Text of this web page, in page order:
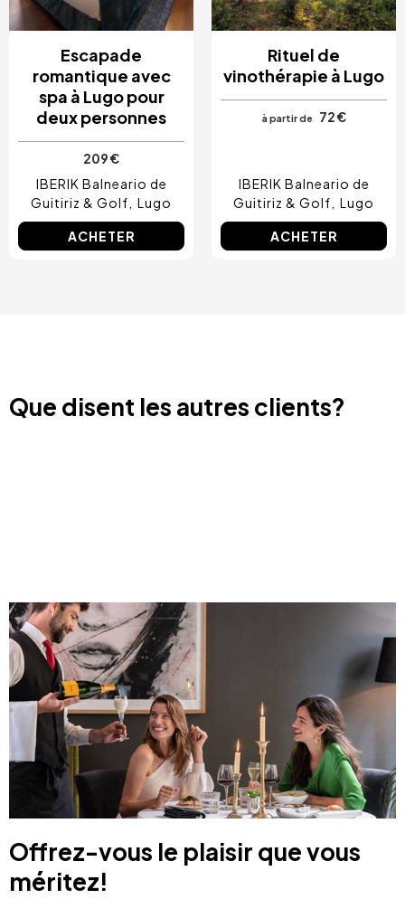
Escapade
romantique avec
spa à Lugo pour
deux personnes
209 €
IBERIK Balneario de
Guitiriz & Golf
Lugo
ACHETER
Rituel de
vinothérapie à Lugo
à partir de 72 €
IBERIK Balneario de
Guitiriz & Golf
Lugo
ACHETER
Que disent les autres clients?
Offrez-vous le plaisir que vous
méritez!